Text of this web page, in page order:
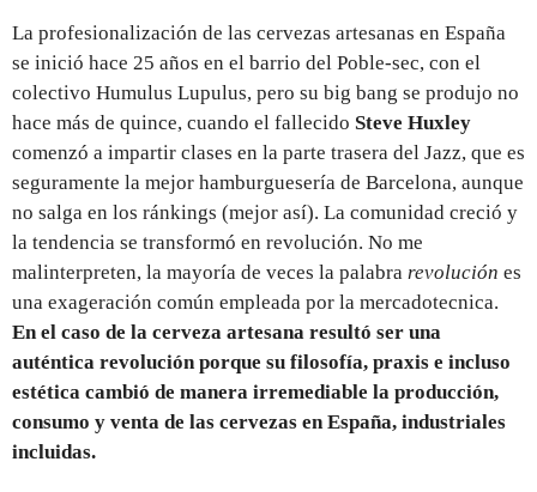
La profesionalización de las cervezas artesanas en España
se inició hace 25 años en el barrio del Poble-sec, con el
colectivo Humulus Lupulus, pero su big bang se produjo no
hace más de quince, cuando el fallecido Steve Huxley
comenzó a impartir clases en la parte trasera del Jazz, que es
seguramente la mejor hamburguesería de Barcelona, aunque
no salga en los ránkings (mejor así). La comunidad creció y
la tendencia se transformó en revolución. No me
malinterpreten, la mayoría de veces la palabra revolución es
una exageración común empleada por la mercadotecnica.
En el caso de la cerveza artesana resultó ser una
auténtica revolución porque su filosofía, praxis e incluso
estética cambió de manera irremediable la producción,
consumo y venta de las cervezas en España, industriales
incluidas.